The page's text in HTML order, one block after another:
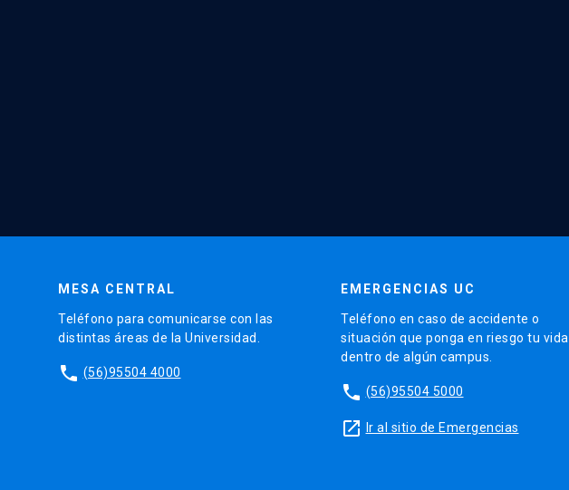
MESA CENTRAL
Teléfono para comunicarse con las
distintas áreas de la Universidad.
phone (56)95504 4000
EMERGENCIAS UC
Teléfono en caso de accidente o
situación que ponga en riesgo tu vida
dentro de algún campus.
phone (56)95504 5000
launch Ir al sitio de Emergencias